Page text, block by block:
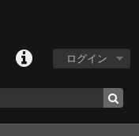
ログイン